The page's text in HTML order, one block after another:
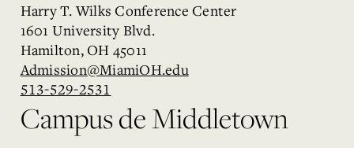
Harry T. Wilks Conference Center
1601 University Blvd.
Hamilton, OH 45011
Admission@MiamiOH.edu
513-529-2531
Campus de Middletown